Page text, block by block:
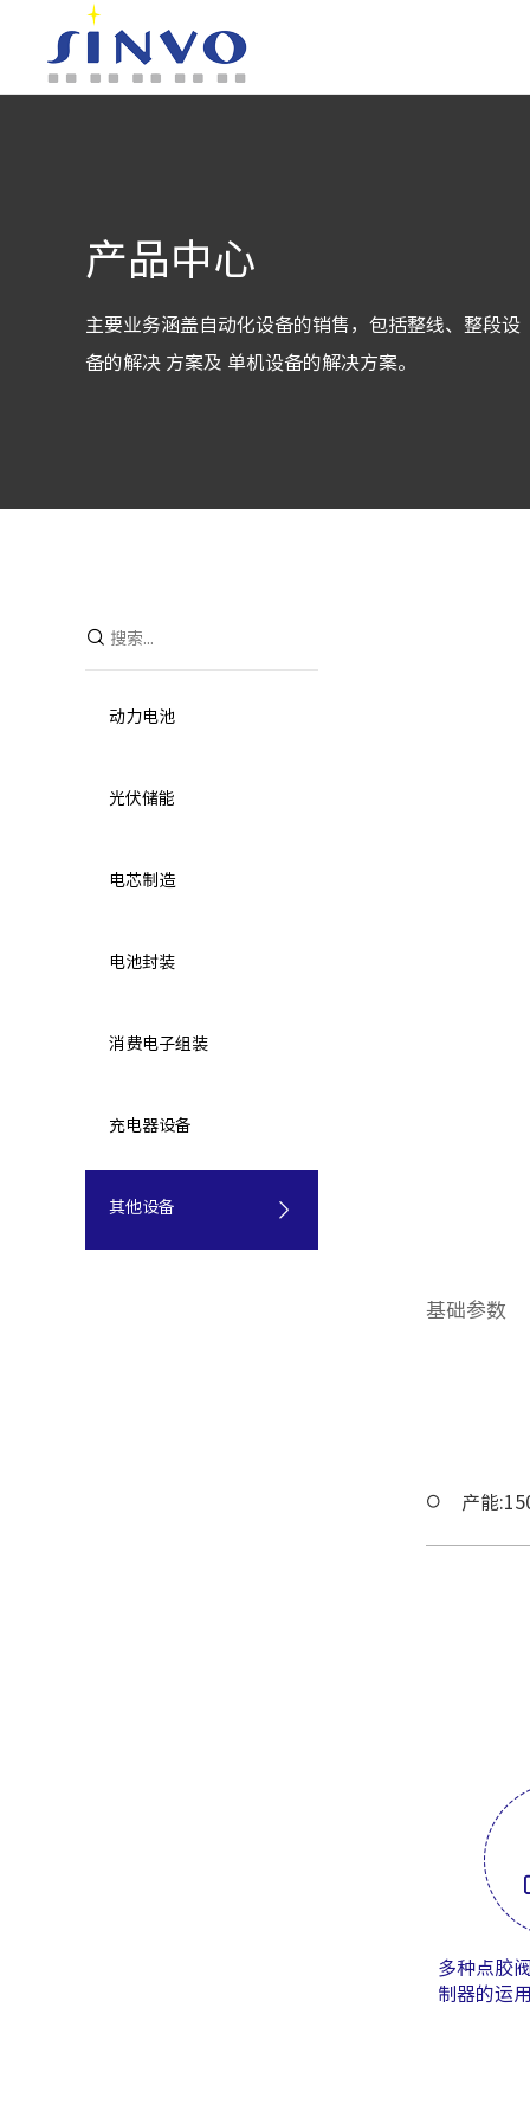
产品中心
主要业务涵盖自动化设备的销售，包括整线、整段设
备的解决 方案及 单机设备的解决方案。
动力电池
光伏储能
电芯制造
电池封装
消费电子组装
充电器设备
其他设备
基础参数
产能
多种点胶
制器的运